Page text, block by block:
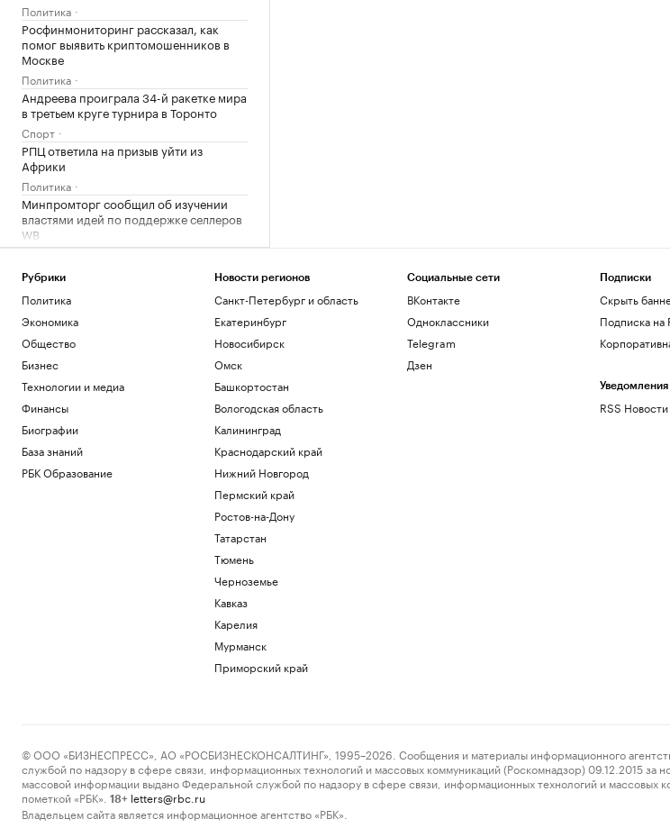
Политика
Росфинмониторинг рассказал, как
помог выявить криптомошенников в
Москве
Политика
Андреева проиграла 34-й ракетке мира
в третьем круге турнира в Торонто
Спорт
РПЦ ответила на призыв уйти из
Африки
Политика
Минпромторг сообщил об изучении
властями идей по поддержке селлеров
WB
Бизнес
Александр Усик заявил, что у него есть
«два варианта» для прощального боя
Спорт
Что такое медленная жизнь и какую
роль в этом играет дерево
РБК и Старквуд
Москве на выходных
Общество
Глава ВЦИОМ объяснил, почему
абитуриенты стали прагматичнее
Общество
Власти США поддержали Свято-
Троицкий монастырь РПЦЗ в борьбе с
строительство бального зала в Белом
Как выглядит портрет абитуриента в
Загрузить еще
Рубрики
Политика
Экономика
Общество
Бизнес
Технологии и медиа
Финансы
Биографии
База знаний
РБК Образование
Новости регионов
Санкт-Петербург и область
Екатеринбург
Новосибирск
Омск
Башкортостан
Вологодская область
Калининград
Краснодарский край
Нижний Новгород
Пермский край
Ростов-на-Дону
Татарстан
Тюмень
Черноземье
Кавказ
Карелия
Мурманск
Приморский край
Социальные сети
ВКонтакте
Одноклассники
Telegram
Дзен
Подписки
Скрыть
Подписка на
Уведомления
RSS Новости
© ООО «БИЗНЕСПРЕСС», АО «РОСБИЗНЕСКОНСАЛТИНГ», 1995–2026. Сообщения и материалы информационного
службой по надзору в сфере связи, информационных технологий и массовых коммуникаций (Роскомнадзор) 09.12.2015
массовой информации выдано Федеральной службой по надзору в сфере связи, информационных технологий и
пометкой «РБК».
18+ letters@rbc.ru
Владельцем сайта является информационное агентство «РБК».